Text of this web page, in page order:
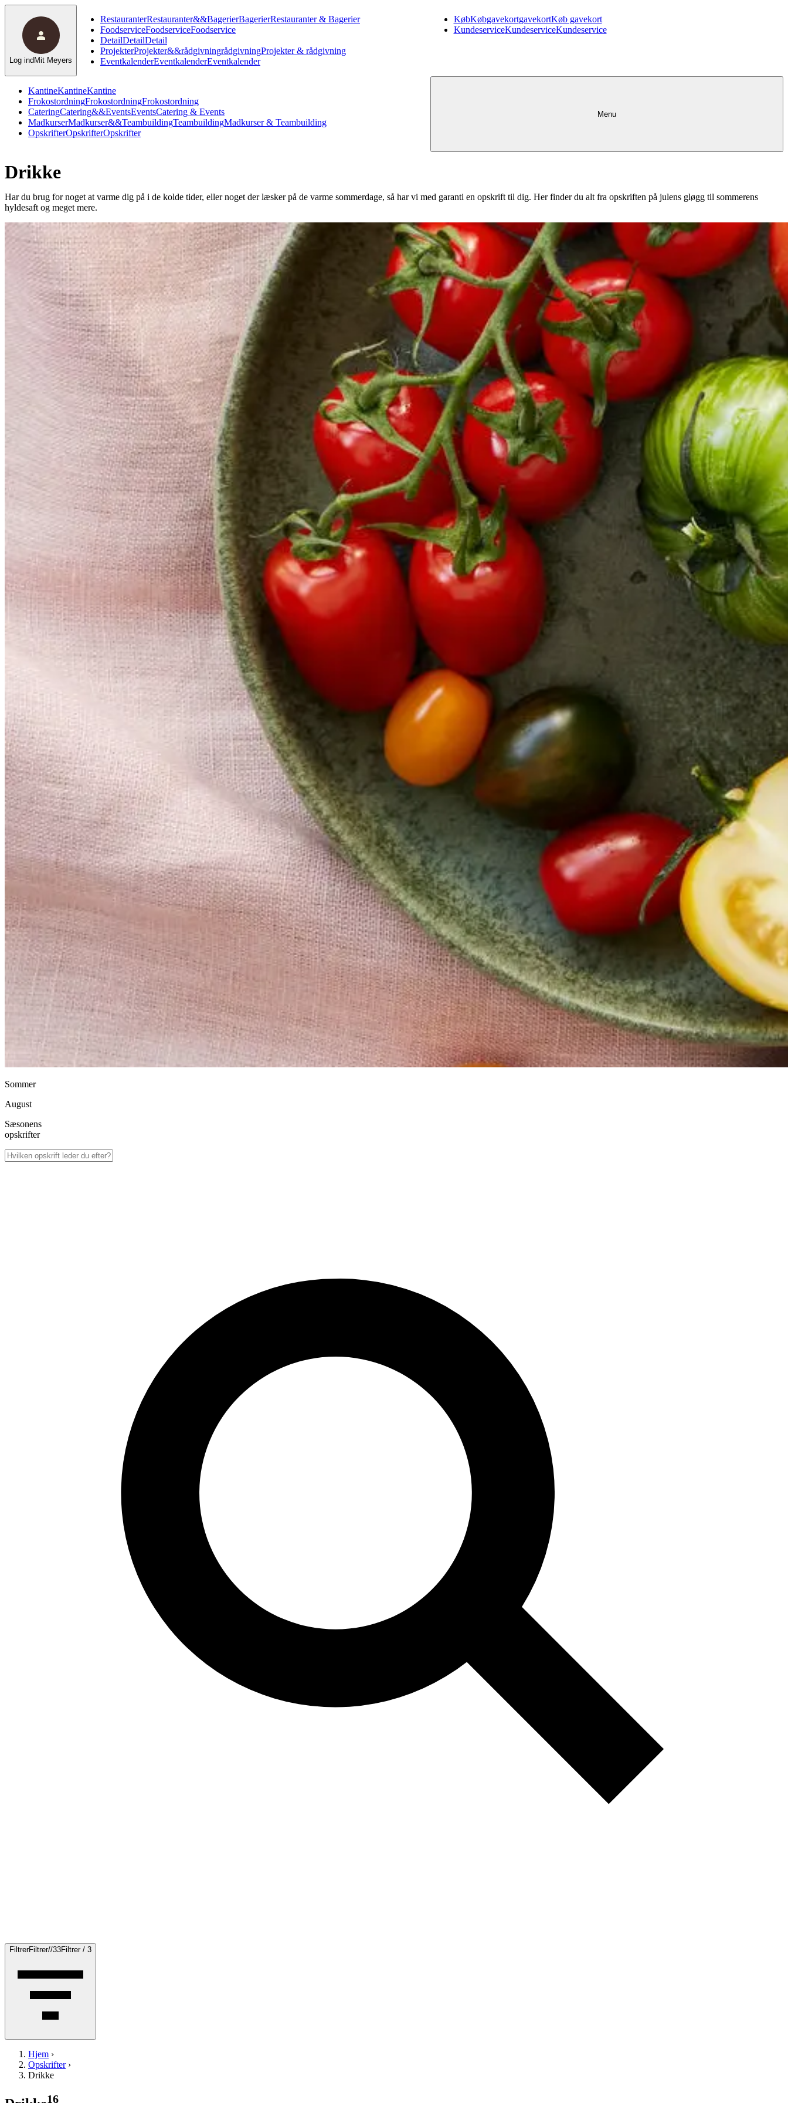
KantineKantineKantine
FrokostordningFrokostordningFrokostordning
CateringCatering&&EventsEventsCatering & Events
MadkurserMadkurser&&TeambuildingTeambuildingMadkurser & Teambuilding
OpskrifterOpskrifterOpskrifter
RestauranterRestauranter&&BagerierBagerierRestauranter & Bagerier
FoodserviceFoodserviceFoodservice
DetailDetailDetail
ProjekterProjekter&&rådgivningrådgivningProjekter & rådgivning
EventkalenderEventkalenderEventkalender
KøbKøbgavekortgavekortKøb gavekort
KundeserviceKundeserviceKundeservice
Log ind Mit Meyers
Menu
Drikke
Har du brug for noget at varme dig på i de kolde tider, eller noget der læsker på de varme sommerdage, så har vi med garanti en opskrift til dig. Her finder du alt fra opskriften på julens gløgg til sommerens
hyldesaft og meget mere.
Sommer
August
Sæsonens
opskrifter
FiltrerFiltrer//33 Filtrer / 3
Hjem ›
Opskrifter›
Drikke
16